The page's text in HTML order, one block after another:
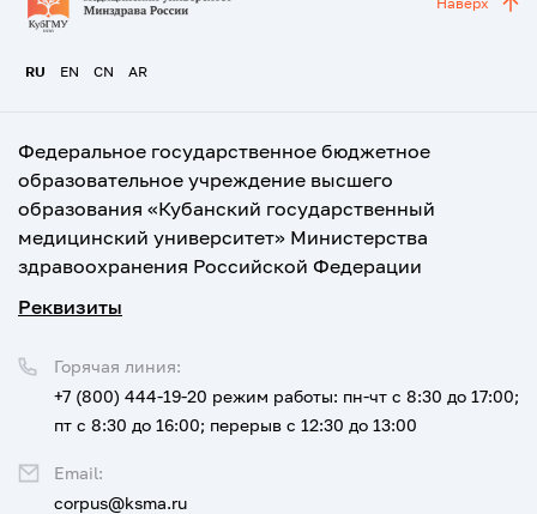
RU EN CN AR
Федеральное государственное бюджетное
образовательное учреждение высшего
образования «Кубанский государственный
медицинский университет» Министерства
здравоохранения Российской Федерации
Реквизиты
Горячая линия:
+7 (800) 444-19-20 режим работы: пн-чт с 8:30 до 17:00;
пт с 8:30 до 16:00; перерыв с 12:30 до 13:00
Email:
corpus@ksma.ru